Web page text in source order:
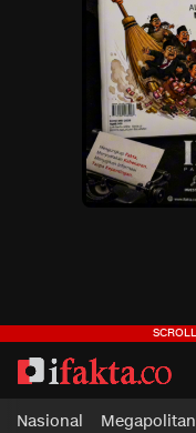
ifakta.co
#pastibenar
Nasional Megapolitan